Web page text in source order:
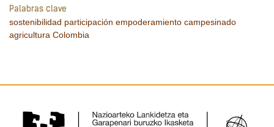
Palabras clave
sostenibilidad participación empoderamiento campesinado
agricultura Colombia